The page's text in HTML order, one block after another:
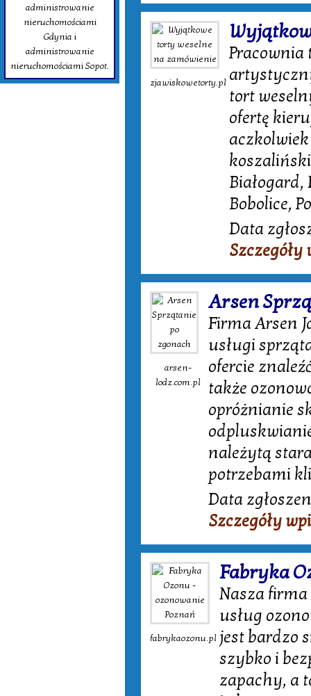
administrowanie
nieruchomościami
Gdynia i
administrowanie
nieruchomościami Sopot.
zjawiskowetorty.pl
tort
ofertę
Białogard,
Bobolice,
Data
Szczegóły
arsen-
lodz.com.pl
Arsen
Firma Arsen
usługi
ofercie
także
opróżnianie
należytą
potrzebami
Data
Szczegóły
fabrykaozonu.pl
Fabryka
Nasza
usług
jest bardzo
szybko i
zapachy, a